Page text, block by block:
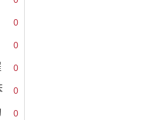
0
0
0
0
0